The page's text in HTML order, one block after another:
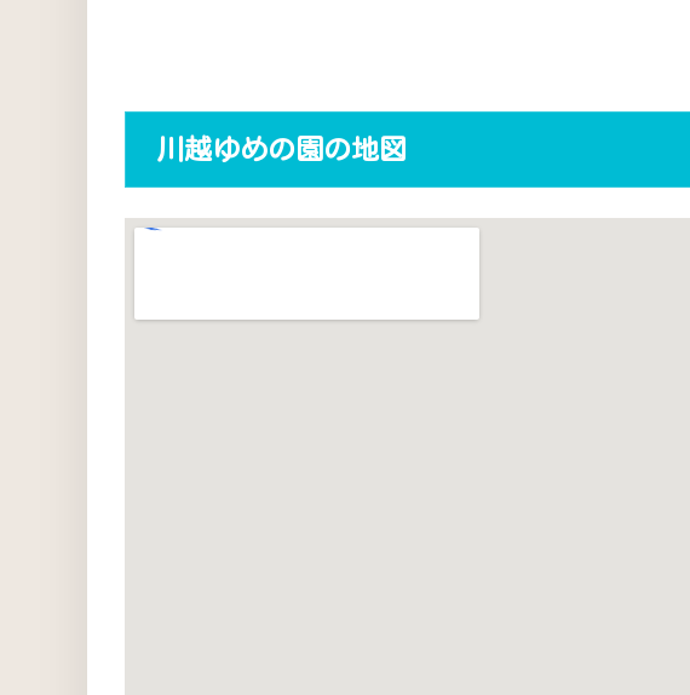
川越ゆめの園の地図